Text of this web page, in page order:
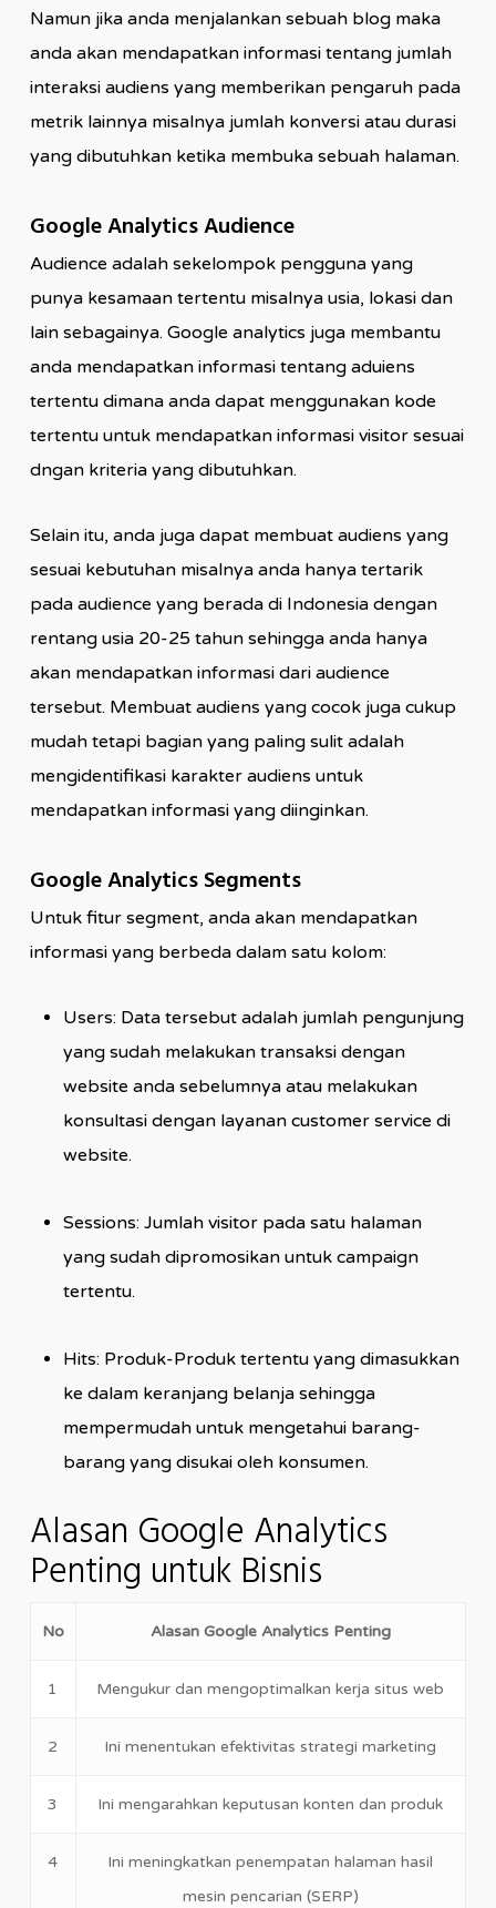
Namun jika anda menjalankan sebuah blog maka
anda akan mendapatkan informasi tentang jumlah
interaksi audiens yang memberikan pengaruh pada
metrik lainnya misalnya jumlah konversi atau durasi
yang dibutuhkan ketika membuka sebuah halaman.
Google Analytics Audience
Audience adalah sekelompok pengguna yang
punya kesamaan tertentu misalnya usia, lokasi dan
lain sebagainya. Google analytics juga membantu
anda mendapatkan informasi tentang aduiens
tertentu dimana anda dapat menggunakan kode
tertentu untuk mendapatkan informasi visitor sesuai
dngan kriteria yang dibutuhkan.
Selain itu, anda juga dapat membuat audiens yang
sesuai kebutuhan misalnya anda hanya tertarik
pada audience yang berada di Indonesia dengan
rentang usia 20-25 tahun sehingga anda hanya
akan mendapatkan informasi dari audience
tersebut. Membuat audiens yang cocok juga cukup
mudah tetapi bagian yang paling sulit adalah
mengidentifikasi karakter audiens untuk
mendapatkan informasi yang diinginkan.
Google Analytics Segments
Untuk fitur segment, anda akan mendapatkan
informasi yang berbeda dalam satu kolom:
Users: Data tersebut adalah jumlah pengunjung
yang sudah melakukan transaksi dengan
website anda sebelumnya atau melakukan
konsultasi dengan layanan customer service di
website.
Sessions: Jumlah visitor pada satu halaman
yang sudah dipromosikan untuk campaign
tertentu.
Hits: Produk-Produk tertentu yang dimasukkan
ke dalam keranjang belanja sehingga
mempermudah untuk mengetahui barang-
barang yang disukai oleh konsumen.
Alasan Google Analytics
Penting untuk Bisnis
No Alasan Google Analytics Penting
1 Mengukur dan mengoptimalkan kerja situs web
2 Ini menentukan efektivitas strategi marketing
3 Ini mengarahkan keputusan konten dan produk
4
Ini meningkatkan penempatan halaman hasil
mesin pencarian (SERP)